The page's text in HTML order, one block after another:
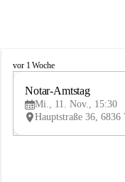
V
vor 1 Woche
Notar-Amtstag
Mi., 11. Nov., 15:30